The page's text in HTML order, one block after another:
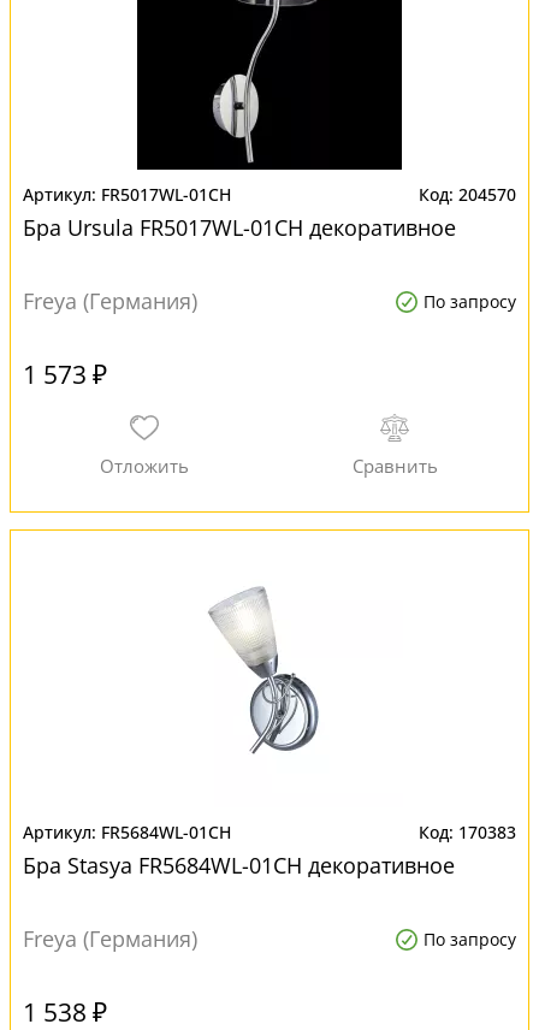
FR5017WL-01CH 204570
Бра Ursula FR5017WL-01CH декоративное
Freya (Германия) По запросу
1 573 ₽
FR5684WL-01CH 170383
Бра Stasya FR5684WL-01CH декоративное
Freya (Германия) По запросу
1 538 ₽